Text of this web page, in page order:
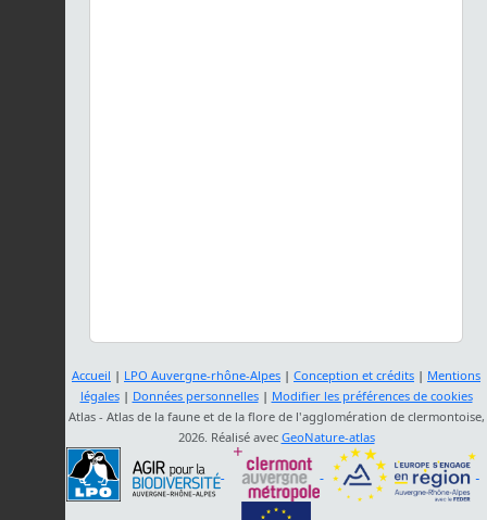
Accueil | LPO Auvergne-rhône-Alpes | Conception et crédits | Mentions
légales| Données personnelles| Modifier les préférences de cookies
Atlas - Atlas de la faune et de la flore de l'agglomération de clermontoise,
2026. Réalisé avec GeoNature-atlas